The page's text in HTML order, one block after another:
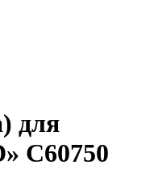
для
С60750